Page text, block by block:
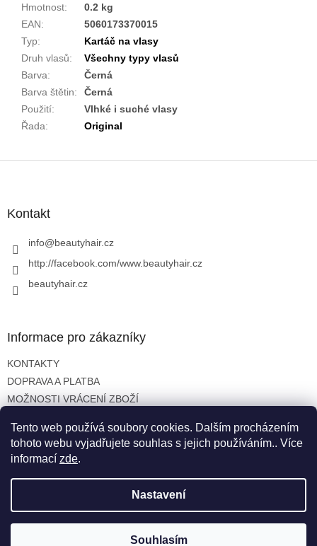
Tento web používá soubory cookies. Dalším procházením
tohoto webu vyjadřujete souhlas s jejich používáním.. Více
informací zde.
Nastavení
Souhlasím
Hmotnost:
0.2 kg
EAN:
5060173370015
Typ:
Kartáč na vlasy
Druh vlasů:
Všechny typy vlasů
Barva:
Černá
Barva štětin:
Černá
Použití:
Vlhké i suché vlasy
Řada: Original
Kontakt
info@beautyhair.cz
http://facebook.com/www.beautyhair.cz
beautyhair.cz
Informace pro zákazníky
KONTAKTY
DOPRAVA A PLATBA
MOŽNOSTI VRÁCENÍ ZBOŽÍ
OCHRANA OSOBNÍCH ÚDAJŮ
Vytvořil Shoptet
beautyhair.cz. Všechna práva vyhrazena.